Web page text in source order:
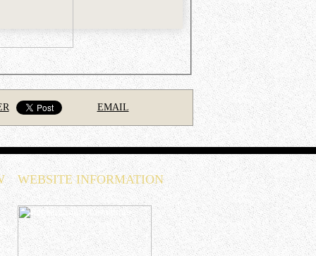
EMAIL
WEBSITE INFORMATION